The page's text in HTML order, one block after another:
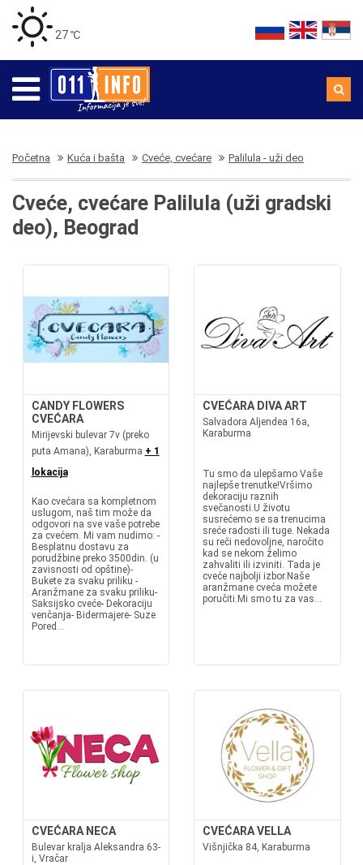
27 ℃
Početna Kuća i bašta Cveće, cvećare Palilula - uži deo
Cveće, cvećare Palilula (uži gradski
deo), Beograd
CANDY FLOWERS
CVEĆARA
Mirijevski bulevar 7v (preko
puta Amana), Karaburma + 1
lokacija
Kao cvećara sa kompletnom
uslugom, naš tim može da
odgovori na sve vaše potrebe
za cvećem. Mi vam nudimo: -
Besplatnu dostavu za
porudžbine preko 3500din. (u
zavisnosti od opštine)-
Bukete za svaku priliku -
Aranžmane za svaku priliku-
Saksijsko cveće- Dekoraciju
venčanja- Bidermajere- Suze
Pored...
CVEĆARA DIVA ART
Salvadora Aljendea 16a,
Karaburma
Tu smo da ulepšamo Vaše
najlepše trenutke!Vršimo
dekoraciju raznih
svečanosti.U životu
susrećemo se sa trenucima
sreće radosti ili tuge. Nekada
su reči nedovoljne, naročito
kad se nekom želimo
zahvaliti ili izviniti. Tada je
cveće najbolji izbor.Naše
aranžmane cveća možete
poručiti.Mi smo tu za vas...
CVEĆARA NECA
Bulevar kralja Aleksandra 63-
i, Vračar
CVEĆARA VELLA
Višnjička 84, Karaburma